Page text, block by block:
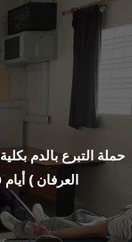
حملة التبرع بالدم
العرفان ) أيام 10 و 11 أبريل 2025 مرت في أجواء جيدة